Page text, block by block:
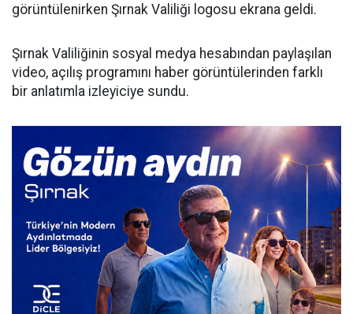
görüntülenirken Şırnak Valiliği logosu ekrana geldi.
Şırnak Valiliğinin sosyal medya hesabından paylaşılan
video, açılış programını haber görüntülerinden farklı
bir anlatımla izleyiciye sundu.